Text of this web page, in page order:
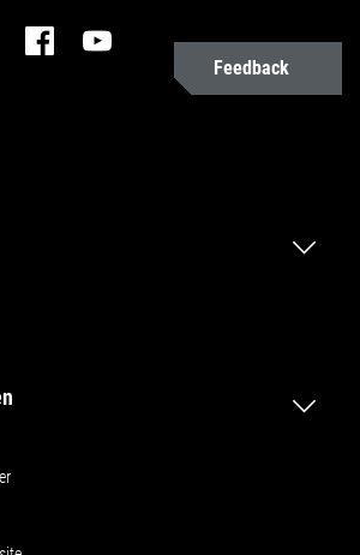
Feedback